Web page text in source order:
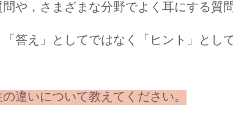
や，さまざまな分野でよく耳にする質
「答え」としてではなく「ヒント」とし
違いについて教えてください。